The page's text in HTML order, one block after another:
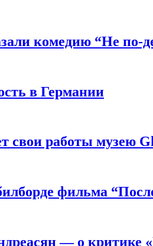
комедию “Не по-
в Германии
свои работы музею
фильма
— о критике